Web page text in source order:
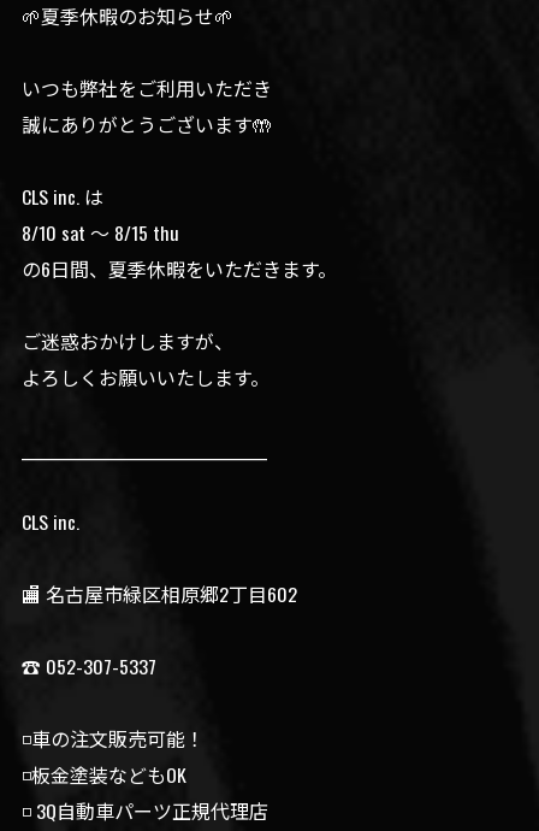
🌱夏季休暇のお知らせ🌱
いつも弊社をご利用いただき
誠にありがとうございます🤲
CLS inc. は
8/10 sat 〜 8/15 thu
の6日間、夏季休暇をいただきます。
ご迷惑おかけしますが、
よろしくお願いいたします。
CLS inc.
🏬 名古屋市緑区相原郷2丁目602
☎️ 052-307-5337
◽️車の注文販売可能！
◽️板金塗装などもOK
◽️ 3Q自動車パーツ正規代理店